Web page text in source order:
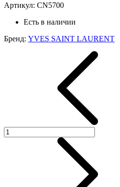
Артикул: CN5700
Есть в наличии
Бренд: YVES SAINT LAURENT